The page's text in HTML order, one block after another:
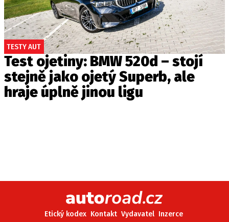
TESTY AUT
Test ojetiny: BMW 520d – stojí
stejně jako ojetý Superb, ale
hraje úplně jinou ligu
Etický kodex Kontakt Vydavatel Inzerce